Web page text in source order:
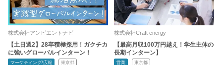
株式会社アンビエントナビ
【土日週2】28卒積極採用！ガクチカ
に強いグローバルインターン！
マーケティング/広報 東京都
株式会社Craft energy
【最高月収100万円越え！学生主体の
長期インターン】
営業 東京都